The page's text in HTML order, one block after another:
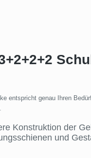
entspricht genau Ihren
Konstruktion der
und